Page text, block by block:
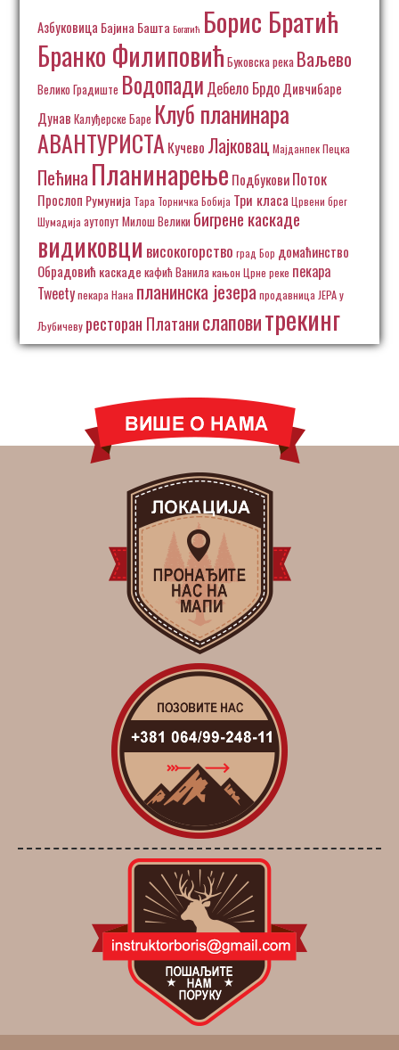
Азбуковица Бајина Башта Богатић Борис Братић
Бранко Филиповић Буковска река Ваљево
Велико Градиште Водопади Дебело БрдоДивчибаре
Дунав Калуђерске Баре Клуб планинара
АВАНТУРИСТА Кучево Лајковац Мајданпек Пецка
Пећина Планинарење ПодбуковиПоток
Прослоп Румунија Тара Торничка Бобија Три класа Црвени брег
Шумадија аутопут Милош Велики бигрене каскаде
видиковци високогорство град Бор домаћинство
Обрадовић каскаде кафић Ванила кањон Црне реке пекара
Tweetyпекара Нана планинска језера продавница ЈЕРА у
Љубичеву ресторан Платанислаповитрекинг